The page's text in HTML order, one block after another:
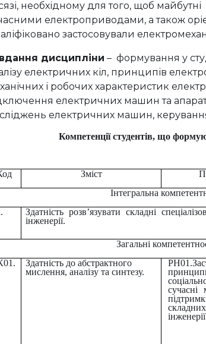
необхідному для того, щоб
електроприводами, а також
застосовували
дисципліни – формування у
електричних кіл, принципів
і робочих характеристик
електричних машин та
електричних машин,
Компетенції студентів, що
Зміст
Інтегральна
Здатність розв’язувати складні
інженерії.
Загальні
Здатність до абстрактного
мислення, аналізу та синтезу.
сучасні